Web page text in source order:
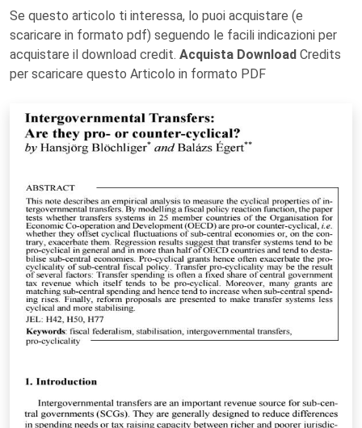
Se questo articolo ti interessa, lo puoi acquistare (e
scaricare in formato pdf) seguendo le facili indicazioni per
acquistare il download credit. Acquista Download Credits
per scaricare questo Articolo in formato PDF